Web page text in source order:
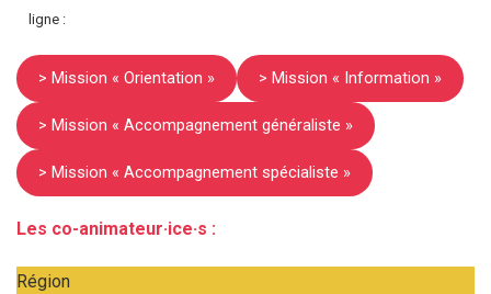
ligne :
> Mission « Orientation » > Mission « Information »
> Mission « Accompagnement généraliste »
> Mission « Accompagnement spécialiste »
Les co-animateur·ice·s :
Région